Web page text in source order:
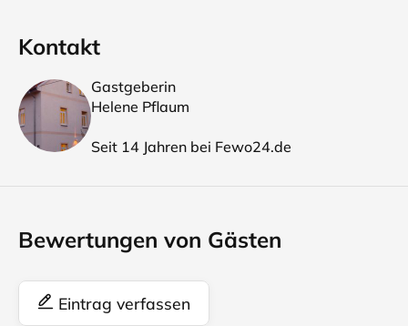
Kontakt
Gastgeberin
Helene Pflaum
Seit 14 Jahren bei Fewo24.de
Bewertungen von Gästen
Eintrag verfassen